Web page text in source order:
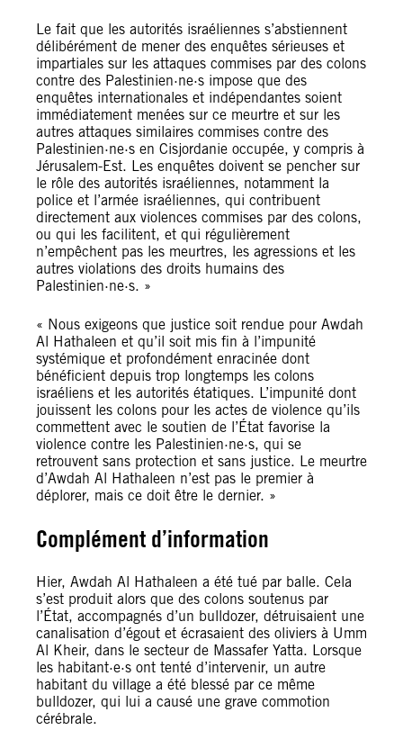
Le fait que les autorités israéliennes s’abstiennent
délibérément de mener des enquêtes sérieuses et
impartiales sur les attaques commises par des colons
contre des Palestinien·ne·s impose que des
enquêtes internationales et indépendantes soient
immédiatement menées sur ce meurtre et sur les
autres attaques similaires commises contre des
Palestinien·ne·s en Cisjordanie occupée, y compris à
Jérusalem-Est. Les enquêtes doivent se pencher sur
le rôle des autorités israéliennes, notamment la
police et l’armée israéliennes, qui contribuent
directement aux violences commises par des colons,
ou qui les facilitent, et qui régulièrement
n’empêchent pas les meurtres, les agressions et les
autres violations des droits humains des
Palestinien·ne·s. »
« Nous exigeons que justice soit rendue pour Awdah
Al Hathaleen et qu’il soit mis fin à l’impunité
systémique et profondément enracinée dont
bénéficient depuis trop longtemps les colons
israéliens et les autorités étatiques. L’impunité dont
jouissent les colons pour les actes de violence qu’ils
commettent avec le soutien de l’État favorise la
violence contre les Palestinien·ne·s, qui se
retrouvent sans protection et sans justice. Le meurtre
d’Awdah Al Hathaleen n’est pas le premier à
déplorer, mais ce doit être le dernier. »
Complément d’information
Hier, Awdah Al Hathaleen a été tué par balle. Cela
s’est produit alors que des colons soutenus par
l’État, accompagnés d’un bulldozer, détruisaient une
canalisation d’égout et écrasaient des oliviers à Umm
Al Kheir, dans le secteur de Massafer Yatta. Lorsque
les habitant·e·s ont tenté d’intervenir, un autre
habitant du village a été blessé par ce même
bulldozer, qui lui a causé une grave commotion
cérébrale.